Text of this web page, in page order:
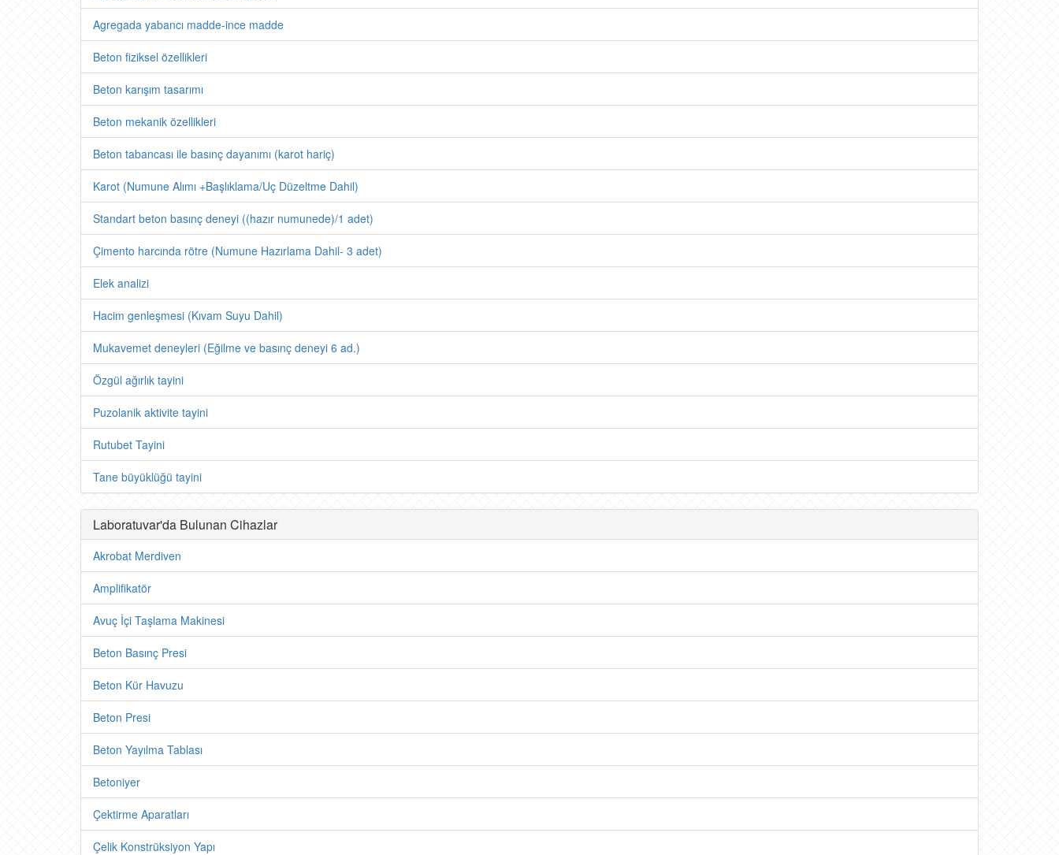
Agregada yabancı madde-ince madde
Beton fiziksel özellikleri
Beton karışım tasarımı
Beton mekanik özellikleri
Beton tabancası ile basınç dayanımı (karot hariç)
Karot (Numune Alımı +Başlıklama/Uç Düzeltme Dahil)
Standart beton basınç deneyi ((hazır numunede)/1 adet)
Çimento harcında rötre (Numune Hazırlama Dahil- 3 adet)
Elek analizi
Hacim genleşmesi (Kıvam Suyu Dahil)
Mukavemet deneyleri (Eğilme ve basınç deneyi 6 ad.)
Özgül ağırlık tayini
Puzolanik aktivite tayini
Rutubet Tayini
Tane büyüklüğü tayini
Laboratuvar'da Bulunan Cihazlar
Akrobat Merdiven
Amplifikatör
Avuç İçi Taşlama Makinesi
Beton Basınç Presi
Beton Kür Havuzu
Beton Presi
Beton Yayılma Tablası
Betoniyer
Çektirme Aparatları
Çelik Konstrüksiyon Yapı